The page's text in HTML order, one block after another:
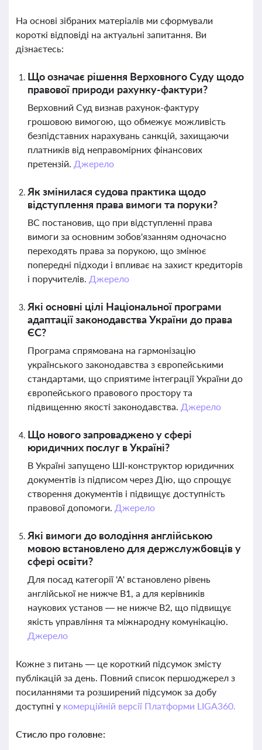
На основі зібраних матеріалів ми сформували
короткі відповіді на актуальні запитання. Ви
дізнаєтесь:
Що означає рішення Верховного Суду щодо
правової природи рахунку-фактури?
Верховний Суд визнав рахунок-фактуру
грошовою вимогою, що обмежує можливість
безпідставних нарахувань санкцій, захищаючи
платників від неправомірних фінансових
претензій. Джерело
Як змінилася судова практика щодо
відступлення права вимоги та поруки?
ВС постановив, що при відступленні права
вимоги за основним зобов'язанням одночасно
переходять права за порукою, що змінює
попередні підходи і впливає на захист кредиторів
і поручителів. Джерело
Які основні цілі Національної програми
адаптації законодавства України до права
ЄС?
Програма спрямована на гармонізацію
українського законодавства з європейськими
стандартами, що сприятиме інтеграції України до
європейського правового простору та
підвищенню якості законодавства. Джерело
Що нового запроваджено у сфері
юридичних послуг в Україні?
В Україні запущено ШІ-конструктор юридичних
документів із підписом через Дію, що спрощує
створення документів і підвищує доступність
правової допомоги. Джерело
Які вимоги до володіння англійською
мовою встановлено для держслужбовців у
сфері освіти?
Для посад категорії 'А' встановлено рівень
англійської не нижче B1, а для керівників
наукових установ — не нижче B2, що підвищує
якість управління та міжнародну комунікацію.
Джерело
Кожне з питань — це короткий підсумок змісту
публікацій за день. Повний список першоджерел з
посиланнями та розширений підсумок за добу
доступні у комерційній версії Платформи LIGA360.
Стисло про головне: